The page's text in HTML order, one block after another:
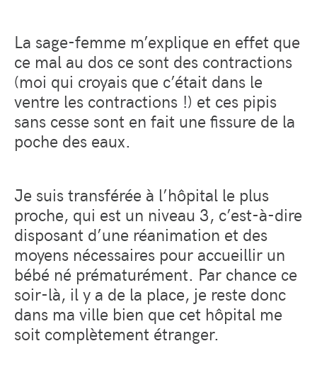
La sage-femme m’explique en effet que
ce mal au dos ce sont des contractions
(moi qui croyais que c’était dans le
ventre les contractions !) et ces pipis
sans cesse sont en fait une fissure de la
poche des eaux.
Je suis transférée à l’hôpital le plus
proche, qui est un niveau 3, c’est-à-dire
disposant d’une réanimation et des
moyens nécessaires pour accueillir un
bébé né prématurément. Par chance ce
soir-là, il y a de la place, je reste donc
dans ma ville bien que cet hôpital me
soit complètement étranger.